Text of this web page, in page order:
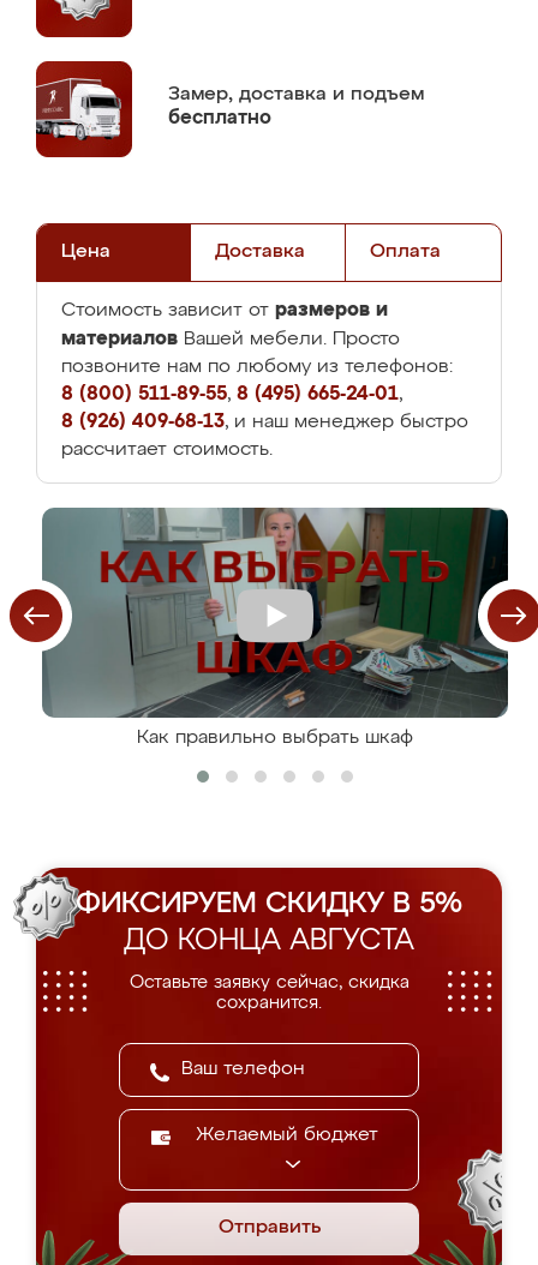
Замер, доставка и подъем
бесплатно
Цена Доставка Оплата
Стоимость зависит от размеров и
материалов Вашей мебели. Просто
позвоните нам по любому из телефонов:
8 (800) 511-89-55, 8 (495) 665-24-01,
8 (926) 409-68-13, и наш менеджер быстро
рассчитает стоимость.
Как правильно выбрать шкаф
ФИКСИРУЕМ СКИДКУ В 5%
ДО КОНЦА АВГУСТА
Оставьте заявку сейчас, скидка
сохранится.
Желаемый бюджет
Отправить